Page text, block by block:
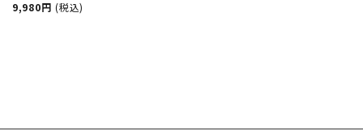
ンロングフィン スキン
9,980円 (税込)